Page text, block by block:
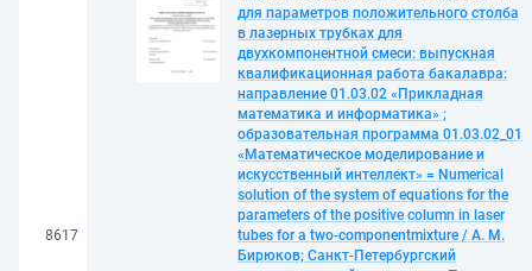
8617
для параметров положительного столба
в лазерных трубках для
двухкомпонентной смеси: выпускная
квалификационная работа бакалавра:
направление 01.03.02 «Прикладная
математика и информатика» ;
образовательная программа 01.03.02_01
«Математическое моделирование и
искусственный интеллект» = Numerical
solution of the system of equations for the
parameters of the positive column in laser
tubes for a two-componentmixture / А. М.
Бирюков; Санкт-Петербургский